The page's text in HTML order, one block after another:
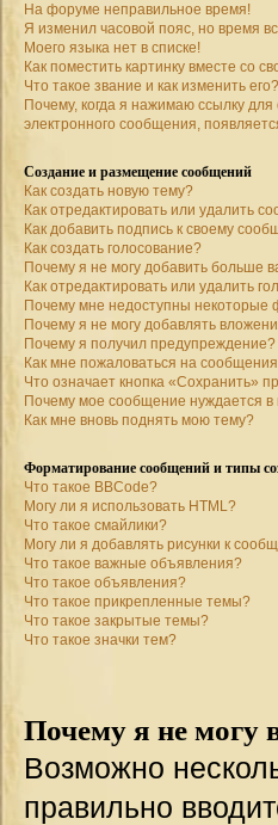
На форуме неправильное время!
Я изменил часовой пояс, но время
Моего языка нет в списке!
Как поместить картинку вместе со
Что такое звание и как изменить его?
Почему, когда я нажимаю ссылку
электронного сообщения,
Создание и размещение сообщений
Как создать новую тему?
Как отредактировать или удалить
Как добавить подпись к своему
Как создать голосование?
Почему я не могу добавить больше
Как отредактировать или удалить
Почему мне недоступны некоторые
Почему я не могу добавлять
Почему я получил предупреждение?
Как мне пожаловаться на
Что означает кнопка «Сохранить»
Почему мое сообщение нуждается
Как мне вновь поднять мою тему?
Форматирование сообщений и типы
Что такое BBCode?
Могу ли я использовать HTML?
Что такое смайлики?
Могу ли я добавлять рисунки к
Что такое важные объявления?
Что такое объявления?
Что такое прикрепленные темы?
Что такое закрытые темы?
Что такое значки тем?
Почему я не могу
Возможно
правильно